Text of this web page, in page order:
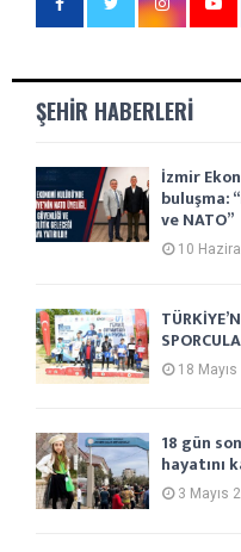
ŞEHIR HABERLERI
İzmir
buluşma:
ve NATO”
10
18
18 gün
hayatını
3 Mayıs